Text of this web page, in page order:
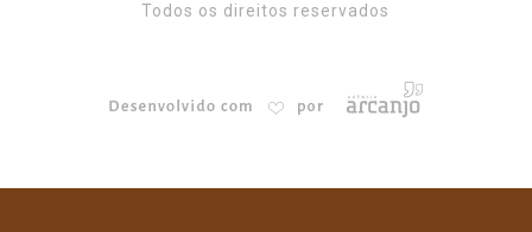
Todos os direitos reservados